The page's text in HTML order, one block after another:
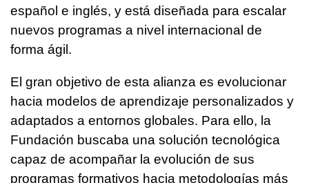
español e inglés, y está diseñada para escalar
nuevos programas a nivel internacional de
forma ágil.
El gran objetivo de esta alianza es evolucionar
hacia modelos de aprendizaje personalizados y
adaptados a entornos globales. Para ello, la
Fundación buscaba una solución tecnológica
capaz de acompañar la evolución de sus
programas formativos hacia metodologías más